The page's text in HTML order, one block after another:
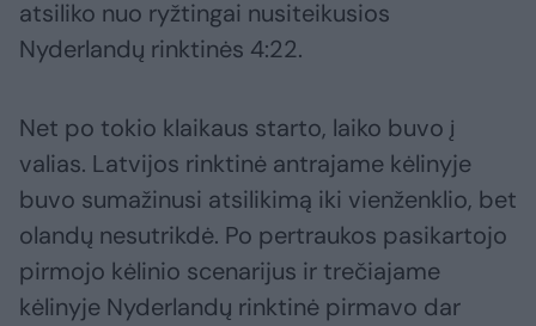
atsiliko nuo ryžtingai nusiteikusios
Nyderlandų rinktinės 4:22.
Net po tokio klaikaus starto, laiko buvo į
valias. Latvijos rinktinė antrajame kėlinyje
buvo sumažinusi atsilikimą iki vienženklio, bet
olandų nesutrikdė. Po pertraukos pasikartojo
pirmojo kėlinio scenarijus ir trečiajame
kėlinyje Nyderlandų rinktinė pirmavo dar